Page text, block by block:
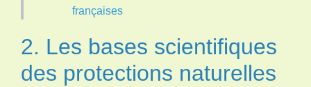
françaises
2. Les bases scientifiques
des protections naturelles